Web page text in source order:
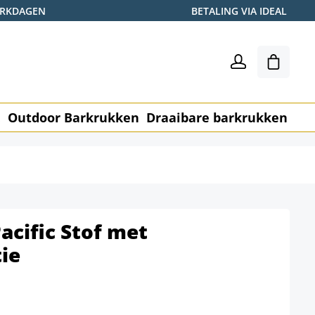
BETALING VIA IDEAL
Outdoor Barkrukken Draaibare barkrukken
Stof met